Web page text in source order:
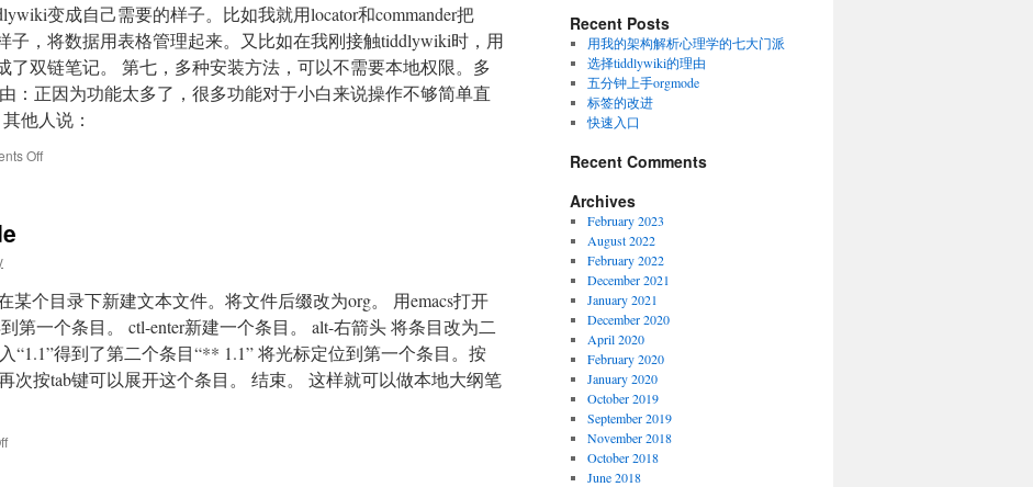
变成自己需要的样子。比如我就用locator和commander把
子，将数据用表格管理起来。又比如在我刚接触tiddlywiki时，用
了双链笔记。 第七，多种安装方法，可以不需要本地权限。多
：正因为功能太多了，很多功能对于小白来说操作不够简单直
他人说：
Offon
某个目录下新建文本文件。将文件后缀改为org。 用emacs打开
第一个条目。 ctl-enter新建一个条目。 alt-右箭头 将条目改为二
“1.1”得到了第二个条目“** 1.1” 将光标定位到第一个条目。按
次按tab键可以展开这个条目。 结束。 这样就可以做本地大纲笔
on
Recent Posts
用我的架构解析心理学的七大门派
选择tiddlywiki的理由
五分钟上手orgmode
标签的改进
快速入口
Recent Comments
Archives
February 2023
August 2022
February 2022
December 2021
January 2021
December 2020
April 2020
February 2020
January 2020
October 2019
September 2019
November 2018
October 2018
June 2018